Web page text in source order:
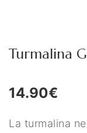
Hadas
Inciensos
Turmalina
14.90€
La turmalina